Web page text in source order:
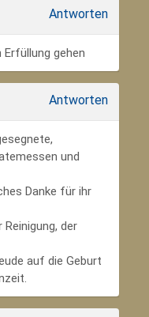
Antworten
gehen
Antworten
und
Danke für ihr
der
auf die Geburt